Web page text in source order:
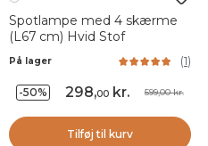
Spotlampe med 4 skærme
(L67 cm) Hvid Stof
På lager (1)
-50% 298,00kr. 599,00 kr.
Tilføj til kurv